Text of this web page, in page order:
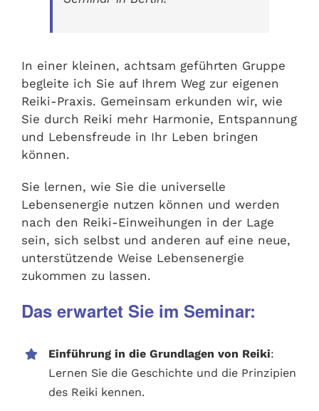
In einer kleinen, achtsam geführten Gruppe
begleite ich Sie auf Ihrem Weg zur eigenen
Reiki-Praxis. Gemeinsam erkunden wir, wie
Sie durch Reiki mehr Harmonie, Entspannung
und Lebensfreude in Ihr Leben bringen
können.
Sie lernen, wie Sie die universelle
Lebensenergie nutzen können und werden
nach den Reiki-Einweihungen in der Lage
sein, sich selbst und anderen auf eine neue,
unterstützende Weise Lebensenergie
zukommen zu lassen.
Das erwartet Sie im Seminar:
Einführung in die Grundlagen von Reiki:
Lernen Sie die Geschichte und die Prinzipien
des Reiki kennen.